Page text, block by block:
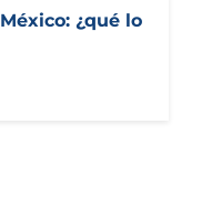
¿qué lo